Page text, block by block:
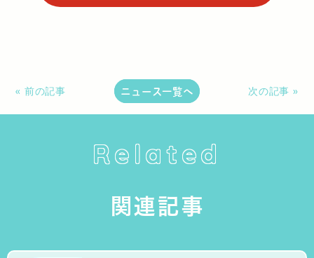
« 前の記事 ニュース一覧へ 次の記事 »
Related
関連記事